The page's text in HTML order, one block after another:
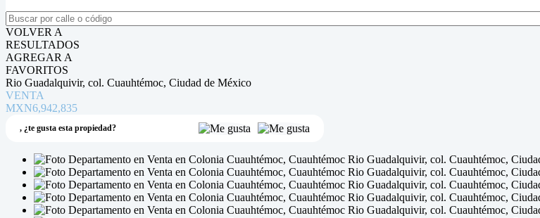
VOLVER A
RESULTADOS
AGREGAR A
FAVORITOS
Rio Guadalquivir, col. Cuauhtémoc, Ciudad de México
VENTA
MXN6,942,835
, ¿te gusta esta propiedad?